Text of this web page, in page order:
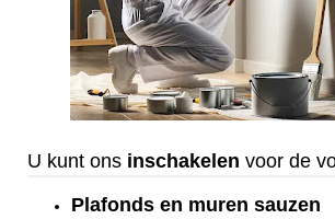
U kunt ons inschakelen voor de
Plafonds en muren sauzen